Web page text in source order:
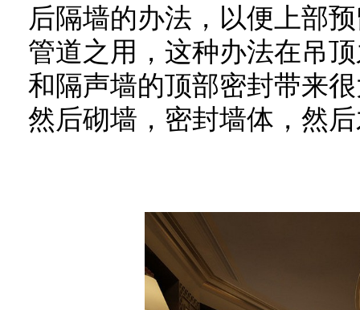
后隔墙的办法，以便上部
管道之用，这种办法在吊
和隔声墙的顶部密封带来
然后砌墙，密封墙体，然